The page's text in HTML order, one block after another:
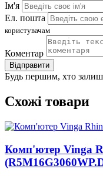
Ім'я
Ел. пошта
користувачам
Коментар
Відправити
Будь першим, хто
Схожі товари
Комп'ютер Vinga